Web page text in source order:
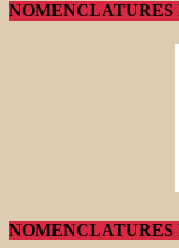
NOMENCLATURES
NOMENCLATURES